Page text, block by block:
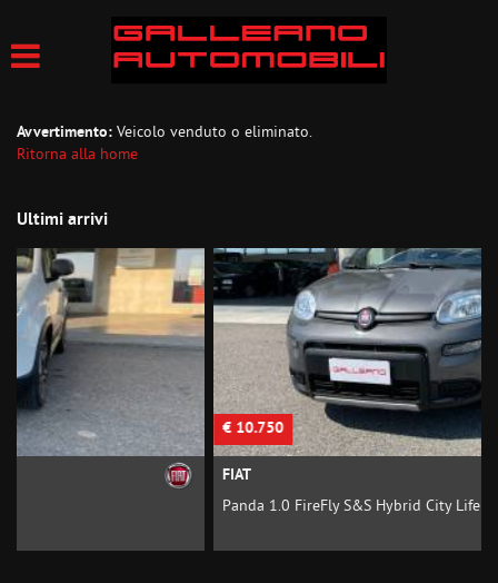
Avvertimento: Veicolo venduto o eliminato.
Ritorna alla home
Ultimi arrivi
€ 10.750
Panda 1.0 FireFly S&S Hybrid City Life